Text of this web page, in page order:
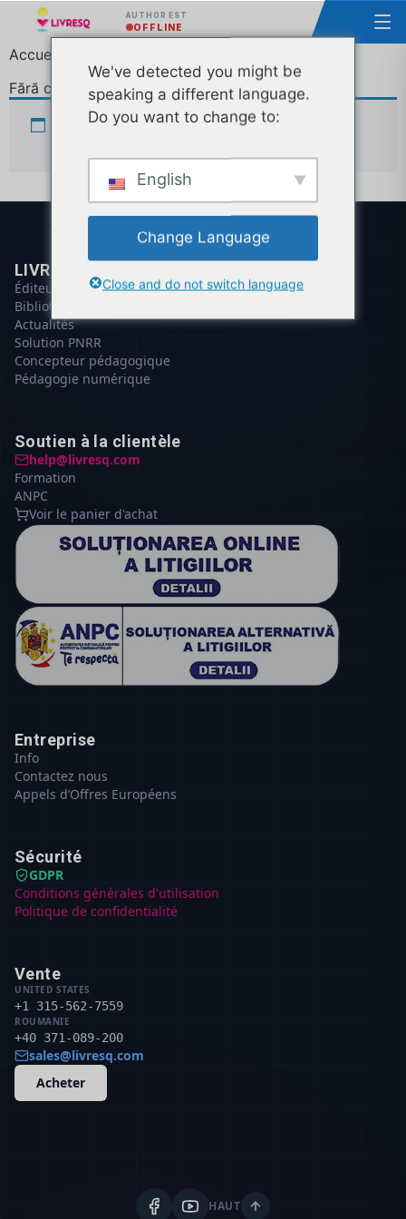
AUTHOR EST
OFFLINE
Accueil
Fără categorie
Aucun produit ne correspond à votre
LIVRESQ
Éditeur
Bibliothèque
Actualités
Solution PNRR
Concepteur pédagogique
Pédagogie numérique
Soutien à la clientèle
help@livresq.com
Formation
ANPC
Voir le panier d'achat
Entreprise
Info
Contactez nous
Appels d’Offres Européens
Sécurité
GDPR
Conditions générales d'utilisation
Politique de confidentialité
Vente
UNITED STATES
+1 315-562-7559
ROUMANIE
+40 371-089-200
sales@livresq.com
Acheter
HAUT
We've detected you might be
speaking a different language.
Do you want to change to:
English
Change Language
Close and do not switch language